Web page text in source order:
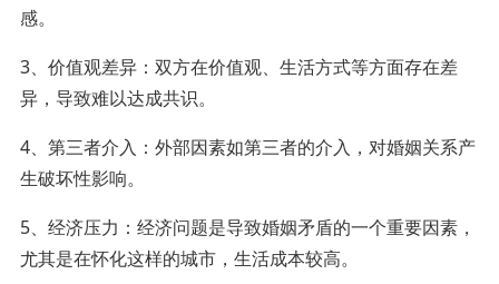
感。
3、价值观差异：双方在价值观、生活方式等方面存在差
异，导致难以达成共识。
4、第三者介入：外部因素如第三者的介入，对婚姻关系产
生破坏性影响。
5、经济压力：经济问题是导致婚姻矛盾的一个重要因素，
尤其是在怀化这样的城市，生活成本较高。